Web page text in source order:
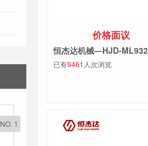
NO. 1
价格面议
已有9461 人次浏览